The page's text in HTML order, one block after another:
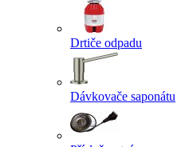
Drtiče odpadu
Dávkovače saponátu